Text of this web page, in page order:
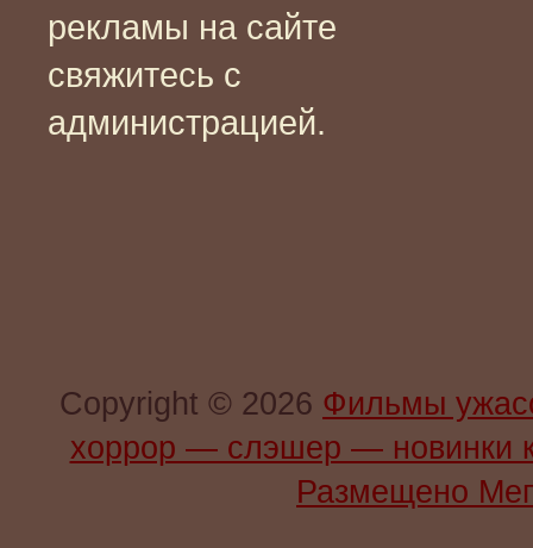
рекламы на сайте
свяжитесь с
администрацией.
Copyright © 2026 Фильмы
хоррор — слэшер —
Размещено